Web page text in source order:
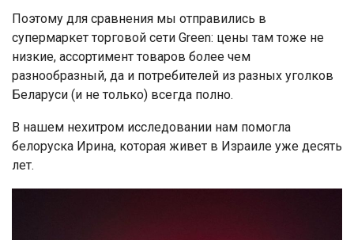
Поэтому для сравнения мы отправились в
супермаркет торговой сети Green: цены там тоже не
низкие, ассортимент товаров более чем
разнообразный, да и потребителей из разных уголков
Беларуси (и не только) всегда полно.
В нашем нехитром исследовании нам помогла
белоруска Ирина, которая живет в Израиле уже десять
лет.